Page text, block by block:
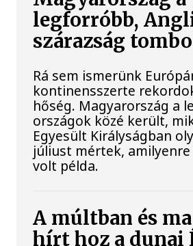
legforróbb,
szárazság
Rá sem ismerünk
kontinensszerte
hőség. Magyarország a
országok közé került,
Egyesült Királyságban
júliust mértek, amilyenre
volt példa.
A múltban és
hírt hoz a dunai